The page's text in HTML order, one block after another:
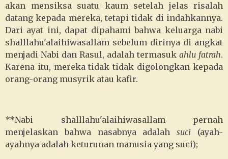
akan mensiksa suatu kaum setelah jelas risalah
datang kepada mereka, tetapi tidak di indahkannya.
Dari ayat ini, dapat dipahami bahwa keluarga nabi
shalllahu'alaihiwasallam sebelum dirinya di angkat
menjadi Nabi dan Rasul, adalah termasuk ahlu fatrah.
Karena itu, mereka tidak tidak digolongkan kepada
orang-orang musyrik atau kafir.
**Nabi shalllahu'alaihiwasallam pernah
menjelaskan bahwa nasabnya adalahsuci (ayah-
ayahnya adalah keturunan manusia yang suci);